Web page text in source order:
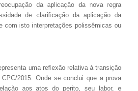
da aplicação da nova regra
de clarificação da aplicação da
com isto interpretações polissêmicas ou
uma reflexão relativa à transição
2015. Onde se conclui que a prova
aos atos do perito, seu labor, e